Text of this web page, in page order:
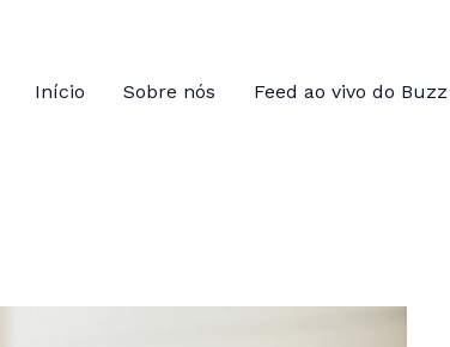
Início Sobre nós Feed ao vivo do Buzz